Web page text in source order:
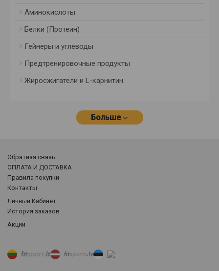
Аминокислоты
Белки (Протеин)
Гейнеры и углеводы
Предтренировочные продукты
Жиросжигатели и L-карнитин
Больше
Обратная связь
ОПЛАТА И ДОСТАВКА
Правила покупки
Контакты
Личный Кабинет
История заказов
Акции